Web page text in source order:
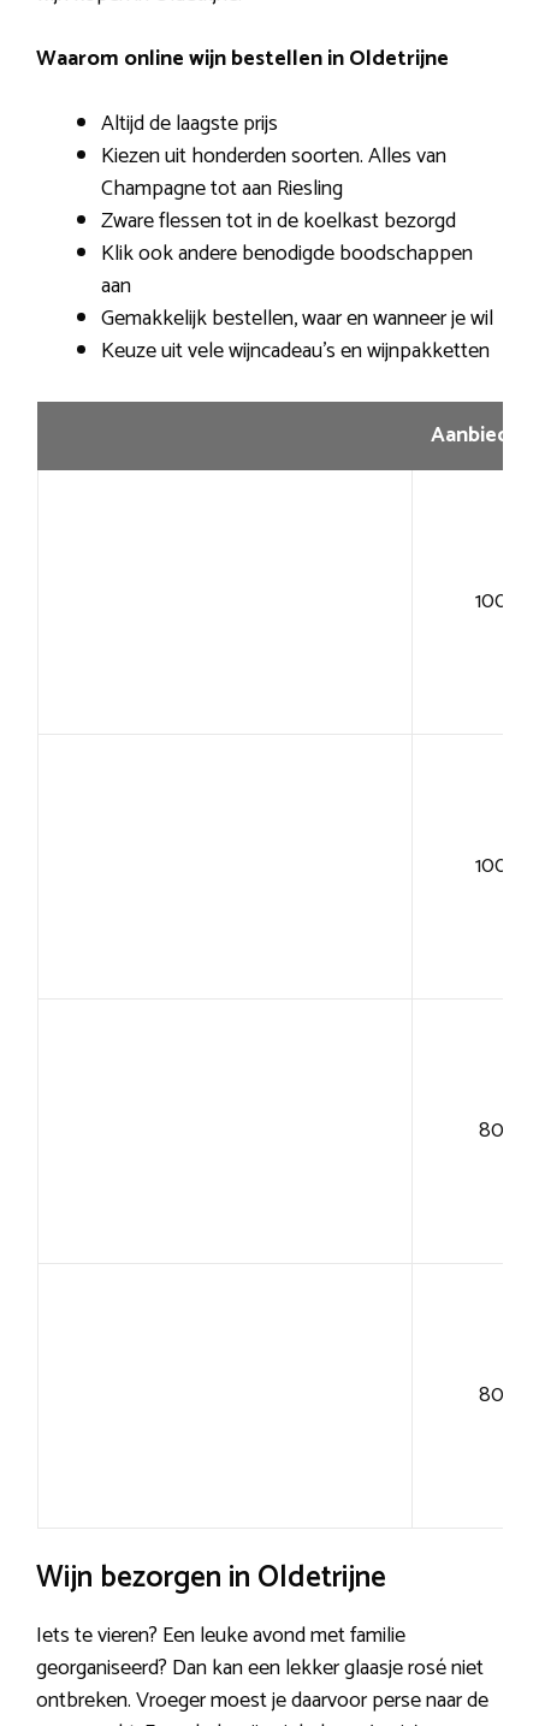
Waarom online wijn bestellen in Oldetrijne
Altijd de laagste prijs
Kiezen uit honderden soorten. Alles van
Champagne tot aan Riesling
Zware flessen tot in de koelkast bezorgd
Klik ook andere benodigde boodschappen
aan
Gemakkelijk bestellen, waar en wanneer je wil
Keuze uit vele wijncadeau’s en wijnpakketten
100+
100+
80+
80+
Wijn bezorgen in Oldetrijne
Iets te vieren? Een leuke avond met familie
georganiseerd? Dan kan een lekker glaasje rosé niet
ontbreken. Vroeger moest je daarvoor perse naar de